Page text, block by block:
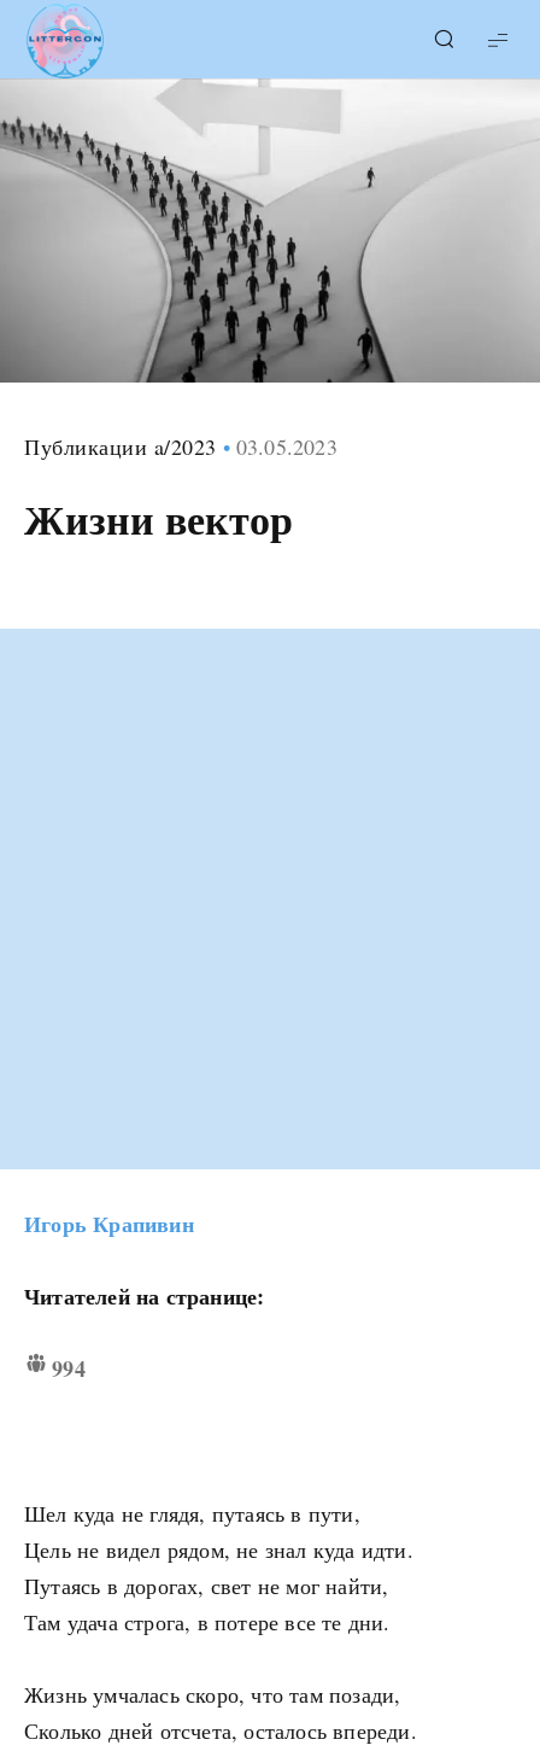
LITTERcon
Публикации a/2023 03.05.2023
Жизни вектор
Игорь Крапивин
Читателей на странице:
994
Шел куда не глядя, путаясь в пути,
Цель не видел рядом, не знал куда идти.
Путаясь в дорогах, свет не мог найти,
Там удача строга, в потере все те дни.
Жизнь умчалась скоро, что там позади,
Сколько дней отсчета, осталось впереди.